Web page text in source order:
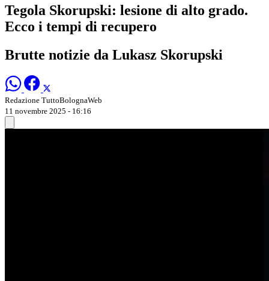
Tegola Skorupski: lesione di alto grado.
Ecco i tempi di recupero
Brutte notizie da Lukasz Skorupski
Redazione TuttoBolognaWeb
11 novembre 2025 - 16:16